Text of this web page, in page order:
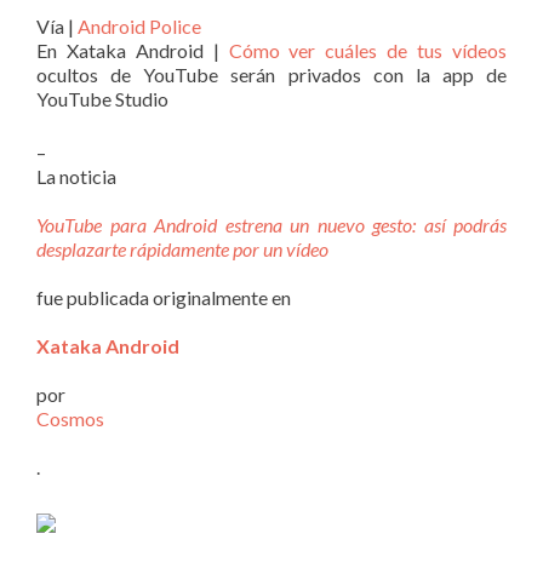
Vía | Android Police
En Xataka Android | Cómo ver cuáles de tus vídeos
ocultos de YouTube serán privados con la app de
YouTube Studio
–
La noticia
YouTube para Android estrena un nuevo gesto: así podrás
desplazarte rápidamente por un vídeo
fue publicada originalmente en
Xataka Android
por
Cosmos